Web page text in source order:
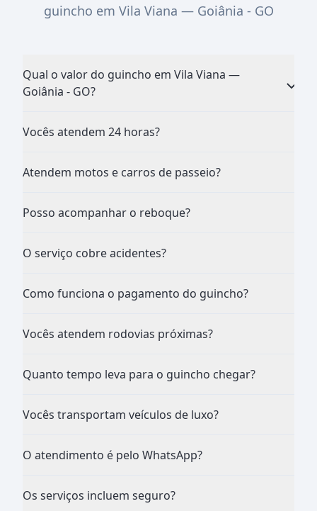
guincho em Vila Viana — Goiânia - GO
Qual o valor do guincho em Vila Viana —
Goiânia - GO?
Vocês atendem 24 horas?
Atendem motos e carros de passeio?
Posso acompanhar o reboque?
O serviço cobre acidentes?
Como funciona o pagamento do guincho?
Vocês atendem rodovias próximas?
Quanto tempo leva para o guincho chegar?
Vocês transportam veículos de luxo?
O atendimento é pelo WhatsApp?
Os serviços incluem seguro?